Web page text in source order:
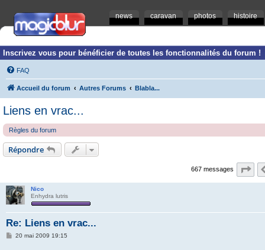
news caravan photos histoire
Inscrivez vous pour bénéficier de toutes les fonctionnalités du forum !
FAQ
Accueil du forum Autres Forums Blabla...
Liens en vrac...
Règles du forum
Répondre
667 messages
Nico
Enhydra lutris
Re: Liens en vrac...
M20 mai 2009 19:15